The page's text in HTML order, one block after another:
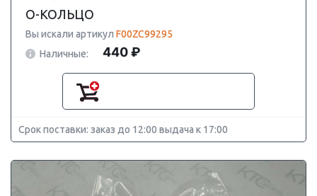
О-КОЛЬЦО
Вы искали артикул F00ZC99295
Наличные:
440 ₽
Срок поставки: заказ до 12:00 выдача к 17:00